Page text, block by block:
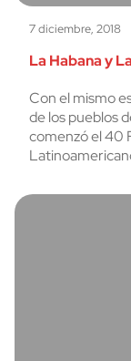
7 diciembre, 2018
La Habana y
Con el mismo
de los pueblos
comenzó el 40